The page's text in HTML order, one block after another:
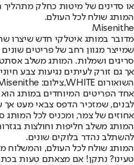
או סדינים של מיטות כחלק מתהליך
המותג שולח לכל העולם.
Misenithe
מדובר במותג איטלקי חדש שיצרו
שמייצר מגוון רחב של פריטים
סריגים ושמלות. המותג משלב
אך גם זורק לעיתים נגיעות צבע
השואורום WHITE,צילום: Misenithe
אחד הפריטים המיוחדים במותג הוא
אחוזים של צמר, ומכניס לכל המותג
המותג משלב חליפות וחולצות
להשתלב נהדר בלוקים שונים.
המותג שולח לכל העולם, והמשלוח
טעינו? נתקן! אם מצאתם טעות